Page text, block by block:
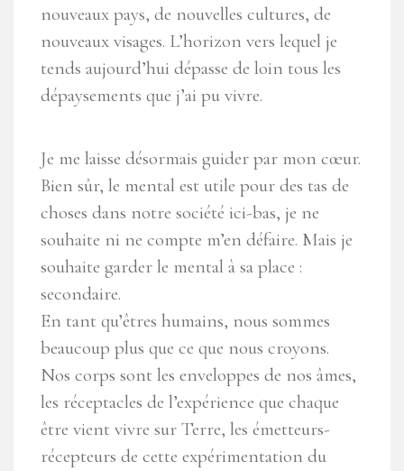
nouveaux pays, de nouvelles cultures, de
nouveaux visages. L’horizon vers lequel je
tends aujourd’hui dépasse de loin tous les
dépaysements que j’ai pu vivre.
Je me laisse désormais guider par mon cœur.
Bien sûr, le mental est utile pour des tas de
choses dans notre société ici-bas, je ne
souhaite ni ne compte m’en défaire. Mais je
souhaite garder le mental à sa place :
secondaire.
En tant qu’êtres humains, nous sommes
beaucoup plus que ce que nous croyons.
Nos corps sont les enveloppes de nos âmes,
les réceptacles de l’expérience que chaque
être vient vivre sur Terre, les émetteurs-
récepteurs de cette expérimentation du